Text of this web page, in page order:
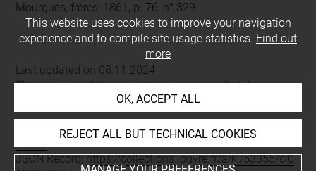
Mourgues, frères, 1861, p. 76, n° 329
Last updated on 08.11.2024
The contents of this entry do not necessarily take
account of the latest data.
Permalink:https://collections.louvre.fr/ark:/53355/cl0100
JSON Record:https://collections.louvre.fr/ark:/53355/cl0
This website uses cookies to improve your navigation
experience and to compile site usage statistics. Find out
more
OK, ACCEPT ALL
REJECT ALL BUT TECHNICAL COOKIES